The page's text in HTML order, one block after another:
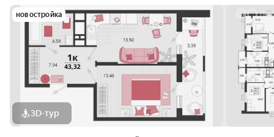
новостройка
3D-тур